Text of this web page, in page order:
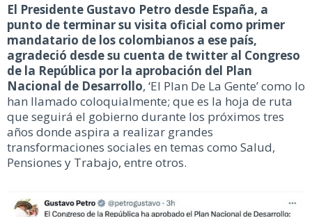
El Presidente Gustavo Petro desde España, a
punto de terminar su visita oficial como primer
mandatario de los colombianos a ese país,
agradeció desde su cuenta de twitter al Congreso
de la República por la aprobación del Plan
Nacional de Desarrollo, ‘El Plan De La Gente’ como lo
han llamado coloquialmente; que es la hoja de ruta
que seguirá el gobierno durante los próximos tres
años donde aspira a realizar grandes
transformaciones sociales en temas como Salud,
Pensiones y Trabajo, entre otros.